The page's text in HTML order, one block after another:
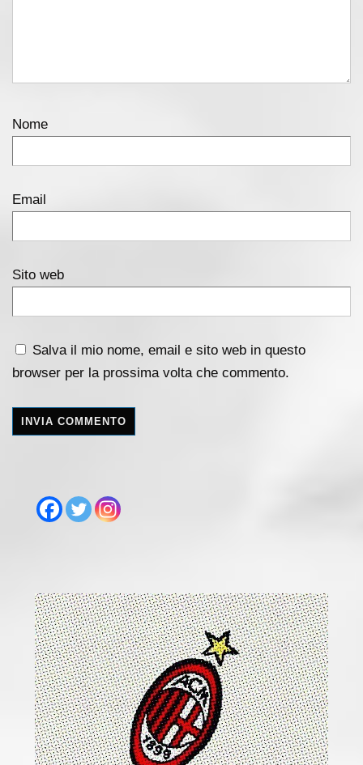
Nome
Email
Sito web
Salva il mio nome, email e sito web in questo
browser per la prossima volta che commento.